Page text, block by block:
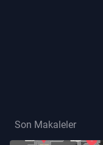
Son Makaleler